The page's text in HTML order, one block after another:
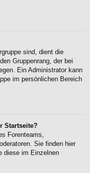
sind, dient die
Gruppenrang, der bei
Ein Administrator kann
im persönlichen Bereich
Startseite?
Forenteams,
Sie finden hier
diese im Einzelnen